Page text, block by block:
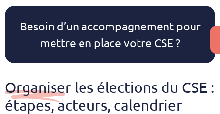
Besoin d’un accompagnement pour
mettre en place votre CSE ?
Organiser les élections du CSE :
étapes, acteurs, calendrier